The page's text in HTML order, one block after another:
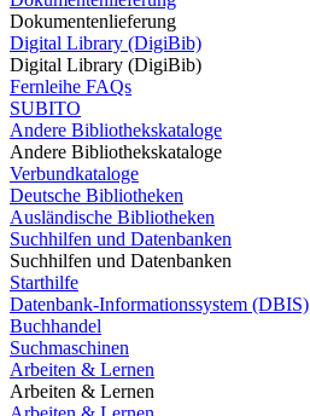
Dokumentenlieferung
Digital Library (DigiBib)
Digital Library (DigiBib)
Fernleihe FAQs
SUBITO
Andere Bibliothekskataloge
Andere Bibliothekskataloge
Verbundkataloge
Deutsche Bibliotheken
Ausländische Bibliotheken
Suchhilfen und Datenbanken
Suchhilfen und Datenbanken
Starthilfe
Datenbank-Informationssystem (DBIS)
Buchhandel
Suchmaschinen
Arbeiten & Lernen
Arbeiten & Lernen